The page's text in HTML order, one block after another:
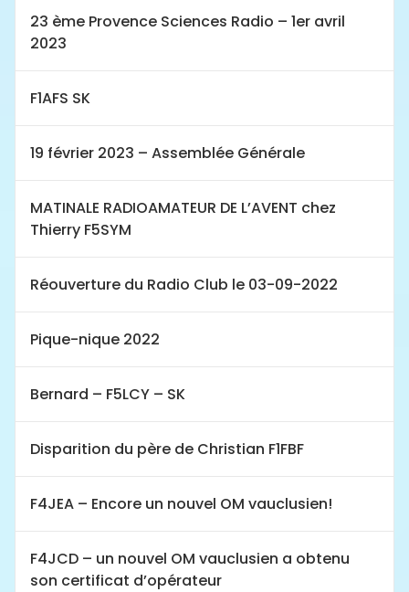
23 ème Provence Sciences Radio – 1er avril
2023
F1AFS SK
19 février 2023 – Assemblée Générale
MATINALE RADIOAMATEUR DE L’AVENT chez
Thierry F5SYM
Réouverture du Radio Club le 03-09-2022
Pique-nique 2022
Bernard – F5LCY – SK
Disparition du père de Christian F1FBF
F4JEA – Encore un nouvel OM vauclusien!
F4JCD – un nouvel OM vauclusien a obtenu
son certificat d’opérateur